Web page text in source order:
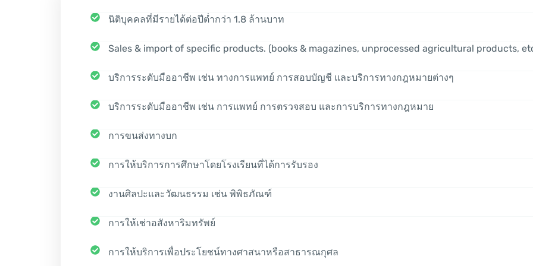
นิติบุคคลที่มีรายได้ต่อปีต่ำกว่า 1.8 ล้านบาท
Sales & import of specific products. (books & magazines, unprocessed agricultural products,
บริการระดับมืออาชีพ เช่น ทางการแพทย์ การสอบบัญชี และบริการทางกฎหมายต่างๆ
บริการระดับมืออาชีพ เช่น การแพทย์ การตรวจสอบ และการบริการทางกฎหมาย
การขนส่งทางบก
การให้บริการการศึกษาโดยโรงเรียนที่ได้การรับรอง
งานศิลปะและวัฒนธรรม เช่น พิพิธภัณฑ์
การให้เช่าอสังหาริมทรัพย์
การให้บริการเพื่อประโยชน์ทางศาสนาหรือสาธารณกุศล